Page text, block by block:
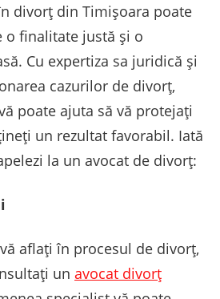
divorț din Timișoara poate
o finalitate justă și o
Cu expertiza sa juridică și
cazurilor de divorț,
poate ajuta să vă protejați
un rezultat favorabil. Iată
la un avocat de divorț:
aflați în procesul de divorț,
un avocat divorț